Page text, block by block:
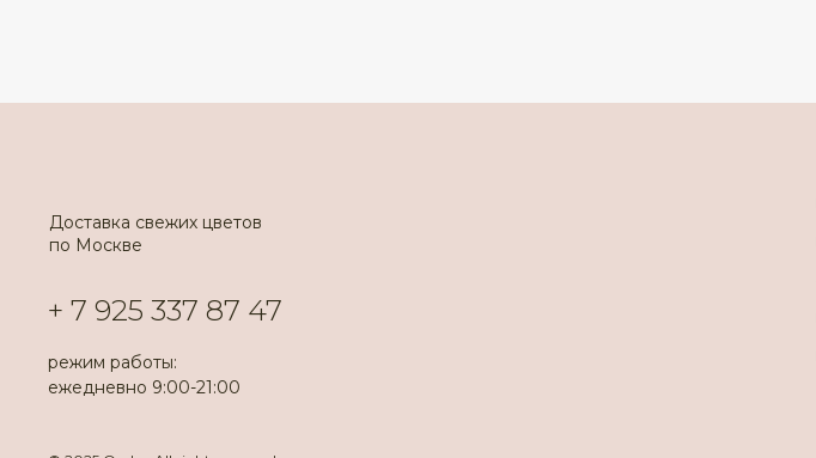
Доставка свежих цветов
по Москве
+ 7 925 337 87 47
режим работы:
ежедневно 9:00-21:00